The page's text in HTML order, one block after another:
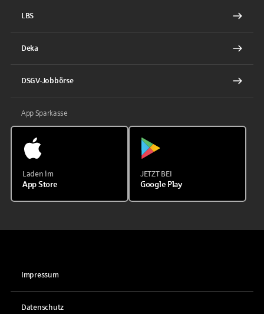
LBS
Deka
DSGV-Jobbörse
App Sparkasse
Laden im
App Store
JETZT BEI
Google Play
Impressum
Datenschutz